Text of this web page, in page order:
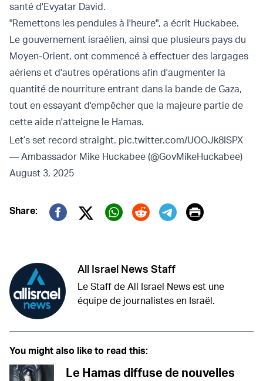
santé d'Evyatar David.
"Remettons les pendules à l'heure", a écrit Huckabee.
Le gouvernement israélien, ainsi que plusieurs pays du
Moyen-Orient, ont commencé à effectuer des largages
aériens et d'autres opérations afin d'augmenter la
quantité de nourriture entrant dans la bande de Gaza,
tout en essayant d'empêcher que la majeure partie de
cette aide n'atteigne le Hamas.
Let’s set record straight. pic.twitter.com/UOOJk8ISPX
— Ambassador Mike Huckabee (@GovMikeHuckabee)
August 3, 2025
Share:
Twitter (X)
Print
All Israel News Staff
Le Staff de All Israel News est une
équipe de journalistes en Israël.
You might also like to read this:
Le Hamas diffuse de nouvelles